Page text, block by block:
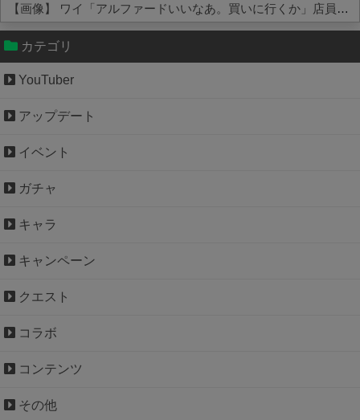
【画像】 ワイ「アルファードいいなあ。買いに行くか」店員「ほいっ見積もりな！」ワイ「金額おかしくね？」←お前らもそう思うよな？？？？？
Powered by livedoor 相互RSS
カテゴリ
YouTuber
アップデート
イベント
ガチャ
キャラ
キャンペーン
クエスト
コラボ
コンテンツ
その他